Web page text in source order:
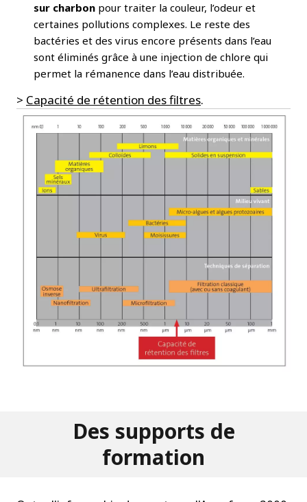
sur charbon pour traiter la couleur, l’odeur et
certaines pollutions complexes. Le reste des
bactéries et des virus encore présents dans l’eau
sont éliminés grâce à une injection de chlore qui
permet la rémanence dans l’eau distribuée.
> Capacité de rétention des filtres.
Des supports de
formation